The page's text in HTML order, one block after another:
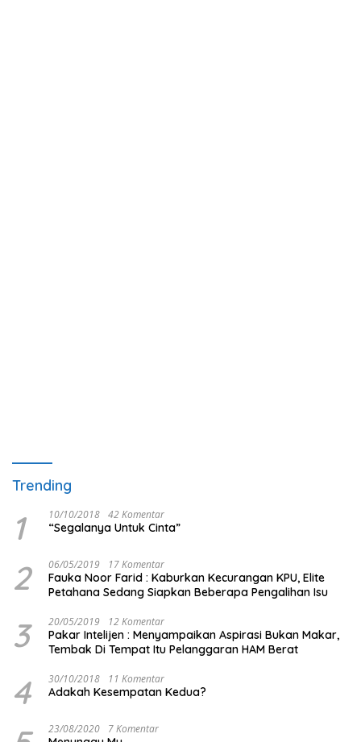
Trending
1 10/10/2018 42 Komentar
“Segalanya Untuk Cinta”
2 06/05/2019 17 Komentar
Fauka Noor Farid : Kaburkan Kecurangan KPU, Elite
Petahana Sedang Siapkan Beberapa Pengalihan Isu
3 20/05/2019 12 Komentar
Pakar Intelijen : Menyampaikan Aspirasi Bukan Makar,
Tembak Di Tempat Itu Pelanggaran HAM Berat
4 30/10/2018 11 Komentar
Adakah Kesempatan Kedua?
23/08/2020 7 Komentar